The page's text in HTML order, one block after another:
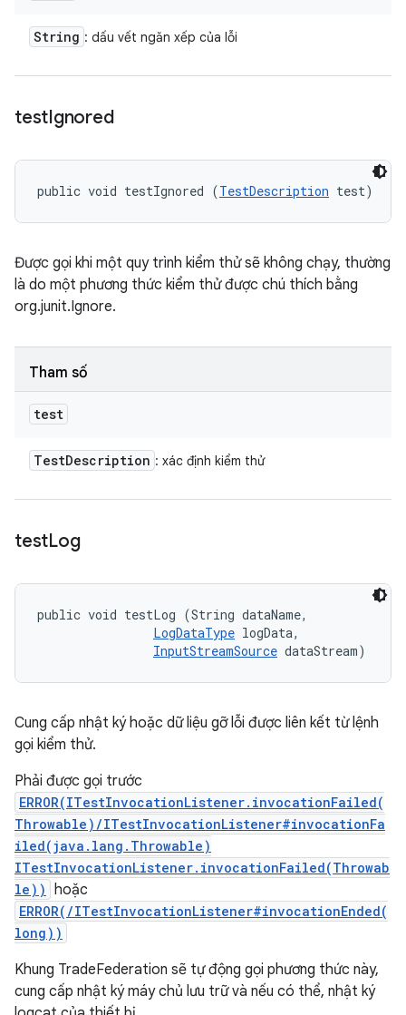
String : dấu vết ngăn xếp của lỗi
testIgnored
public void testIgnored (TestDescription test)
Được gọi khi một quy trình kiểm thử sẽ không chạy, thường
là do một phương thức kiểm thử được chú thích bằng
org.junit.Ignore.
Tham số
test
TestDescription : xác định kiểm thử
testLog
public void testLog (String dataName,
LogDataType logData,
InputStreamSource dataStream)
Cung cấp nhật ký hoặc dữ liệu gỡ lỗi được liên kết từ lệnh
gọi kiểm thử.
Phải được gọi trước
ERROR(ITestInvocationListener.invocationFailed(
Throwable)/ITestInvocationListener#invocationFa
iled(java.lang.Throwable)
ITestInvocationListener.invocationFailed(Throwab
le)) hoặc
ERROR(/ITestInvocationListener#invocationEnded(
long))
Khung TradeFederation sẽ tự động gọi phương thức này,
cung cấp nhật ký máy chủ lưu trữ và nếu có thể, nhật ký